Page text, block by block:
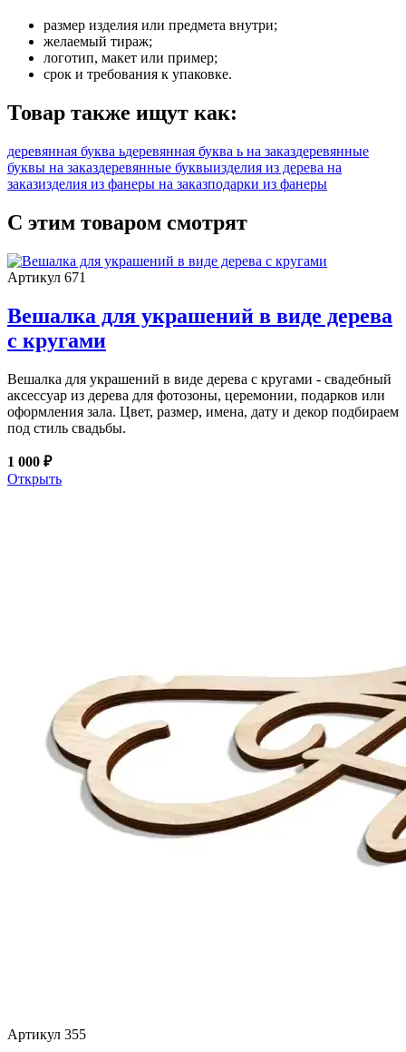
размер изделия или предмета внутри;
желаемый тираж;
логотип, макет или пример;
срок и требования к упаковке.
Товар также ищут как:
деревянная буква ьдеревянная буква ь на заказдеревянные
буквы на заказдеревянные буквыизделия из дерева на
заказизделия из фанеры на заказподарки из фанеры
С этим товаром смотрят
Артикул 671
Вешалка для украшений в виде дерева
с кругами
Вешалка для украшений в виде дерева с кругами - свадебный
аксессуар из дерева для фотозоны, церемонии, подарков или
оформления зала. Цвет, размер, имена, дату и декор подбираем
под стиль свадьбы.
1 000 ₽
Открыть
Артикул 355